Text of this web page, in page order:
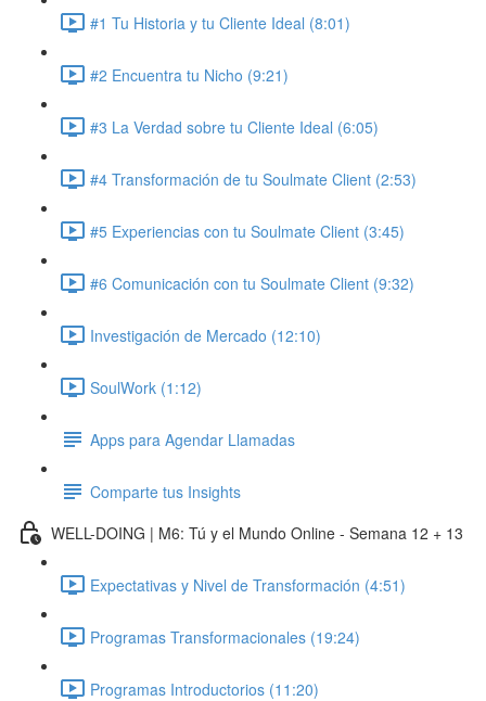
#1 Tu Historia y tu Cliente Ideal (8:01)
#2 Encuentra tu Nicho (9:21)
#3 La Verdad sobre tu Cliente Ideal (6:05)
#4 Transformación de tu Soulmate Client (2:53)
#5 Experiencias con tu Soulmate Client (3:45)
#6 Comunicación con tu Soulmate Client (9:32)
Investigación de Mercado (12:10)
SoulWork (1:12)
Apps para Agendar Llamadas
Comparte tus Insights
WELL-DOING | M6: Tú y el Mundo Online - Semana 12 + 13
Expectativas y Nivel de Transformación (4:51)
Programas Transformacionales (19:24)
Programas Introductorios (11:20)